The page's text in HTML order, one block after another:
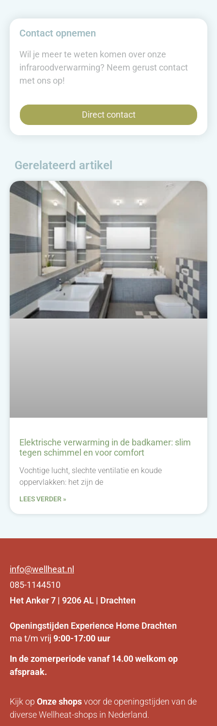
Contact opnemen
Wil je meer te weten komen over onze
infraroodverwarming? Neem gerust contact
met ons op!
Direct contact
Gerelateerd artikel
Elektrische verwarming in de badkamer: slim
tegen schimmel en voor comfort
Vochtige lucht, slechte ventilatie en koude
oppervlakken: het zijn de
LEES VERDER »
info@wellheat.nl
085-1144510
Het Anker 7 | 9206 AL | Drachten
Openingstijden Experience Home Drachten
ma t/m vrij 9:00-17:00 uur
In de zomerperiode vanaf 14.00 welkom op
afspraak.
Kijk op Onzeshopsvoor de openingstijden van de
diverse Wellheat-shops in Nederland.